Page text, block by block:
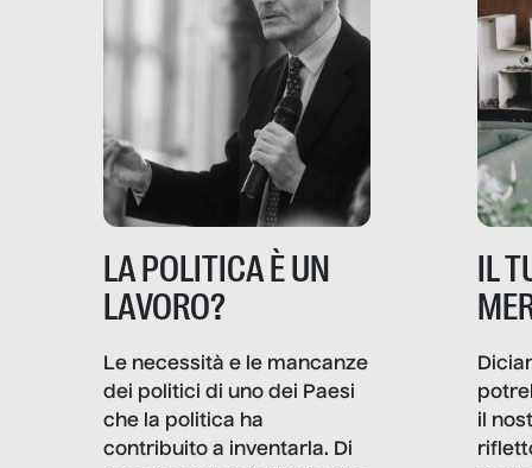
LA POLITICA È UN
LAVORO?
Le necessità e le mancanze
dei politici di uno dei Paesi
che la politica ha
contribuito a inventarla. Di
IL
il